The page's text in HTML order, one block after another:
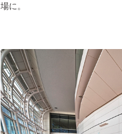
場に。